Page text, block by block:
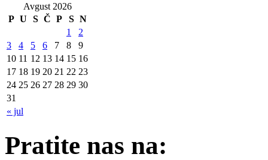
Avgust 2026
P U S Č P S N
« jul
1
2
3
4 5 6 7 8
9
10 11 12 13 14 15 16
17 18 19 20 21 22 23
24 25 26 27 28 29 30
31
Pratite nas na: